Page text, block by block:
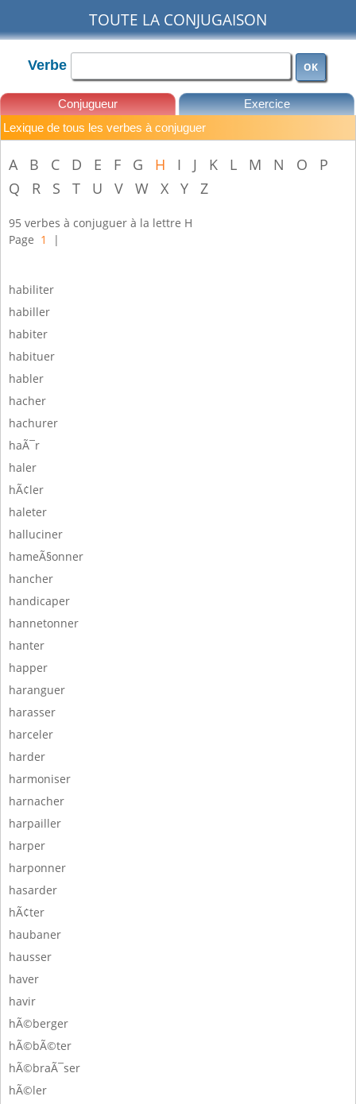
TOUTE LA CONJUGAISON
Verbe OK
Conjugueur Exercice
Lexique de tous les verbes à conjuguer
A B C D E F G H I J K L M N O
P
Q
R S T U V W X Y Z
95 verbes à conjuguer à la lettre H
Page 1 |
habiliter
habiller
habiter
habituer
habler
hacher
hachurer
haÃ¯r
haler
hÃ¢ler
haleter
halluciner
hameÃ§onner
hancher
handicaper
hannetonner
hanter
happer
haranguer
harasser
harceler
harder
harmoniser
harnacher
harpailler
harper
harponner
hasarder
hÃ¢ter
haubaner
hausser
haver
havir
hÃ©berger
hÃ©bÃ©ter
hÃ©braÃ¯ser
hÃ©ler